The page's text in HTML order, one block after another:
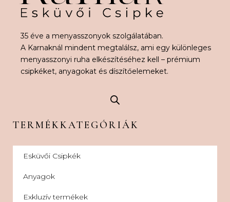
35 éve a menyasszonyok szolgálatában.
A Karnaknál mindent megtalálsz, ami egy különleges
menyasszonyi ruha elkészítéséhez kell – prémium
csipkéket, anyagokat és díszítőelemeket.
TERMÉKKATEGÓRIÁK
Esküvői Csipkék
Anyagok
Exkluzív termékek